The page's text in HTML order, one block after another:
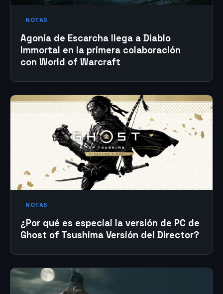
NOTAS
Agonía de Escarcha llega a Diablo
Immortal en la primera colaboración
con World of Warcraft
NOTAS
¿Por qué es especial la versión de PC de
Ghost of Tsushima Versión del Director?